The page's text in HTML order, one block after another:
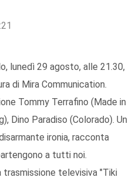
lunedì 29 agosto, alle 21.30,
di Mira Communication.
Tommy Terrafino (Made in
Dino Paradiso (Colorado). Un
ironia, racconta
a tutti noi.
televisiva "Tiki